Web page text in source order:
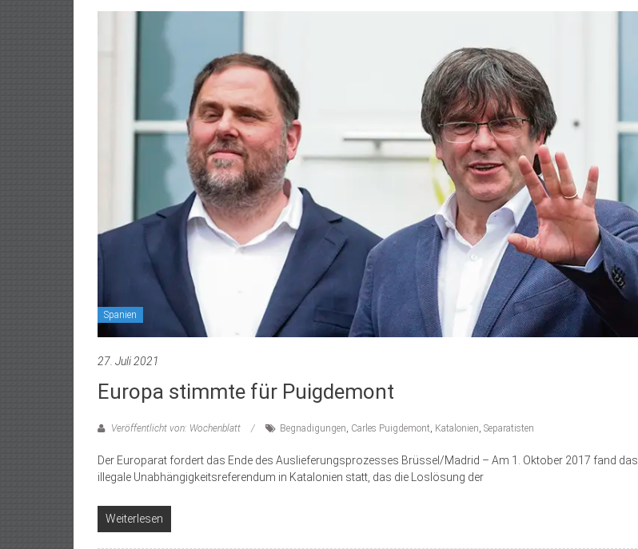
Spanien
27. Juli 2021
Europa stimmte für Puigdemont
Veröffentlicht von: Wochenblatt Begnadigungen, Carles Puigdemont, Katalonien, Separatisten
Der Europarat fordert das Ende des Auslieferungsprozesses Brüssel/Madrid – Am 1. Oktober 2017 fand das
illegale Unabhängigkeitsreferendum in Katalonien statt, das die Loslösung der
Weiterlesen